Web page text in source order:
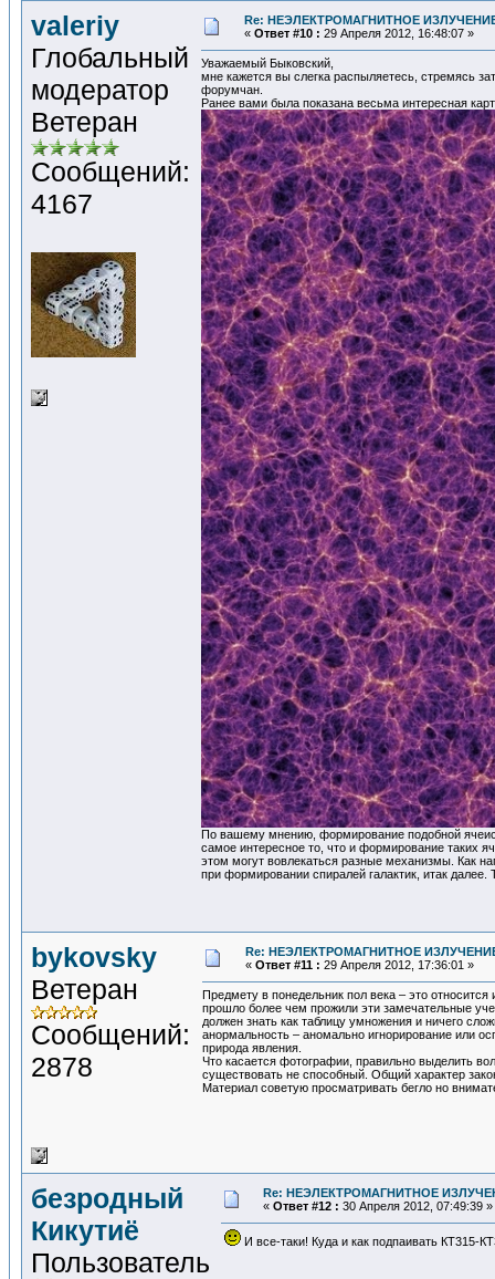
valeriy
Глобальный
модератор
Ветеран
Сообщений:
4167
Re: НЕЭЛЕКТРОМАГНИТНОЕ
« Ответ #10 : 29 Апреля 2012, 16:48:07 »
Уважаемый Быковский,
мне кажется вы слегка распыляетесь, стремясь
форумчан.
Ранее вами была показана весьма интересная
По вашему мнению, формирование подобной
самое интересное то, что и формирование таких
этом могут вовлекаться разные механизмы. Как
при формировании спиралей галактик, итак
bykovsky
Ветеран
Сообщений:
2878
Re: НЕЭЛЕКТРОМАГНИТНОЕ
« Ответ #11 : 29 Апреля 2012, 17:36:01 »
Предмету в понедельник пол века – это
прошло более чем прожили эти замечательные
должен знать как таблицу умножения и ничего
анормальность – аномально игнорирование или
природа явления.
Что касается фотографии, правильно выделить
существовать не способный. Общий характер
Материал советую просматривать бегло но
безродный
Кикутиё
Пользователь
Re: НЕЭЛЕКТРОМАГНИТНОЕ
« Ответ #12 : 30 Апреля 2012, 07:49:39 »
И все-таки! Куда и как подпаивать КТ315-